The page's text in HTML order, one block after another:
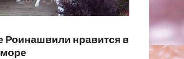
Роинашвили нравится в